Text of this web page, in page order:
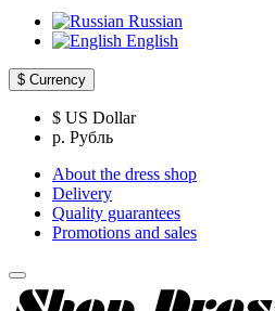
Russian
English
$ Currency
$ US Dollar
р. Рубль
About the dress shop
Delivery
Quality guarantees
Promotions and sales